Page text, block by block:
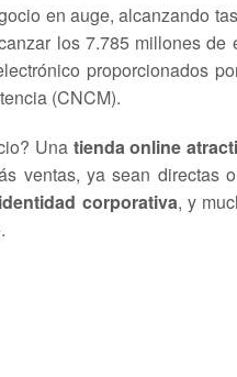
en auge, alcanzando
los 7.785 millones de
proporcionados
(CNCM).
Unatienda online
ventas, ya sean directas
identidad corporativa, y